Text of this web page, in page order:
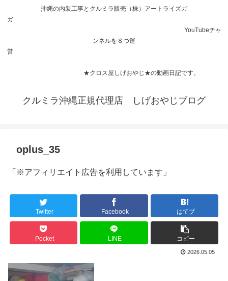
沖縄の内装工事とクルミラ販売（株）アートライズガ
ガ
YouTubeチャ
ンネルを８つ運
営
★クロス屋しげおやじ★の動画日記です。
クルミラ沖縄正規代理店 しげおやじブログ
oplus_35
「※アフィリエイト広告を利用しています」
Twitter Facebook はてブ
Pocket LINE コピー
2026.05.05